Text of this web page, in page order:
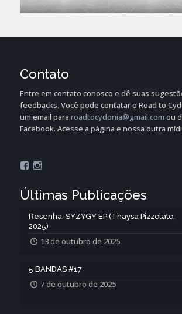
Contato
Entre em contato conosco e dê suas
feedbacks. Você pode contatar o Road to
um email para roadtocydonia@gmail.com ou
Facebook. Acesse a página e nossa outra
Facebook
Últimas Publicações
Resenha: SYZYGY EP (Thaysa Pizzolato,
2025)
13 de outubro de 2025
5 BANDAS #17
7 de outubro de 2025